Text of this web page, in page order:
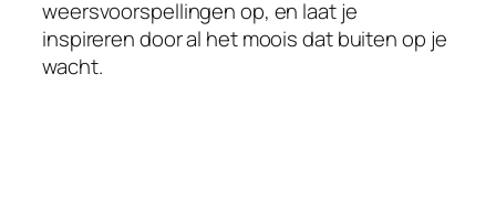
weersvoorspellingen op, en laat je
inspireren door al het moois dat buiten op je
wacht.